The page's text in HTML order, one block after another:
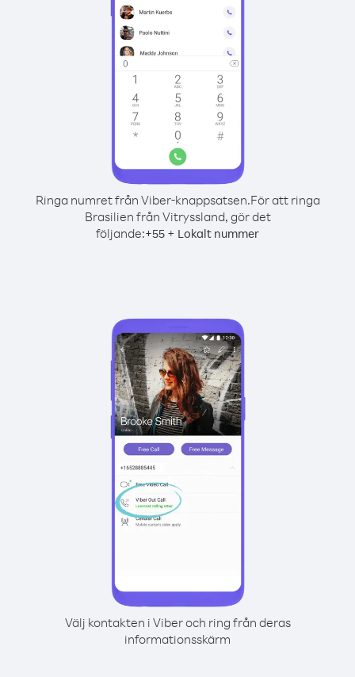
Ringa numret från Viber-knappsatsen.För att ringa
Brasilien från Vitryssland, gör det
följande:+55 + Lokalt nummer
Välj kontakten i Viber och ring från deras
informationsskärm